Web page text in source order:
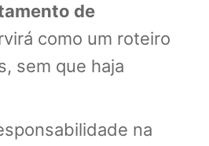
de
como um roteiro
sem que haja
na